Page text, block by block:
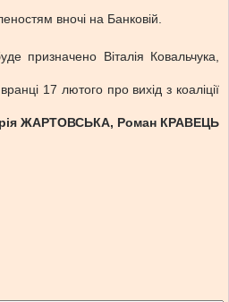
вночі на Банковій.
призначено Віталія Ковальчука,
17 лютого про вихід з коаліції
ЖАРТОВСЬКА, Роман КРАВЕЦЬ